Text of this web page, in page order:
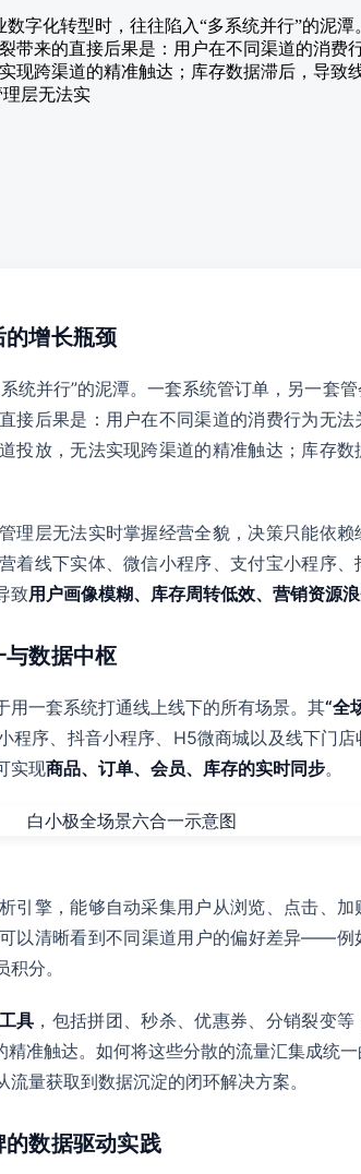
字化转型时，往往陷入“多系统并行”的泥
带来的直接后果是：用户在不同渠道的消费
现跨渠道的精准触达；库存数据滞后，导致
理层无法实
的增长瓶颈
统并行”的泥潭。一套系统管订单，另一套管
接后果是：用户在不同渠道的消费行为无
投放，无法实现跨渠道的精准触达；库存
理层无法实时掌握经营全貌，决策只能依
着线下实体、微信小程序、支付宝小程序、
致用户画像模糊、库存周转低效、营销资源
数据中枢
用一套系统打通线上线下的所有场景。其“全
程序、抖音小程序、H5微商城以及线下门
实现商品、订单、会员、库存的实时同步。
引擎，能够自动采集用户从浏览、点击、
以清晰看到不同渠道用户的偏好差异——例
分。
具 ，包括拼团、秒杀、优惠券、分销裂变
精准触达。如何将这些分散的流量汇集成统
量获取到数据沉淀的闭环解决方案。
数据驱动实践